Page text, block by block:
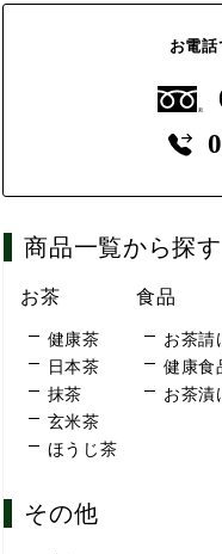
お電
商品一覧から探す
お茶
健康茶
日本茶
抹茶
玄米茶
ほうじ茶
食品
お茶請
健康食
お茶漬
その他